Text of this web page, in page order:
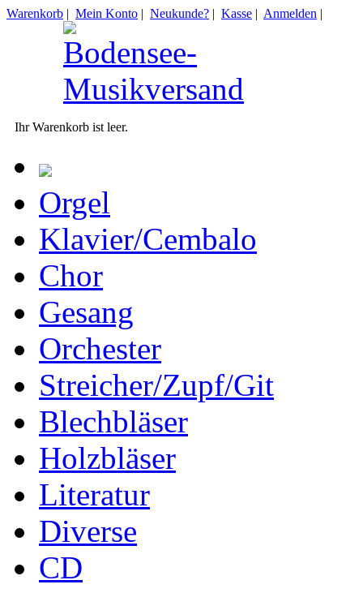
Warenkorb | Mein Konto | Neukunde? | Kasse | Anmelden |
Ihr Warenkorb ist leer.
Orgel
Klavier/Cembalo
Chor
Gesang
Orchester
Streicher/Zupf/Git
Blechbläser
Holzbläser
Literatur
Diverse
CD